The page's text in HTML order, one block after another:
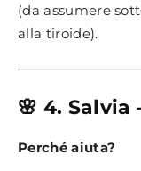
(da assumere
alla tiroide).
🌸 4.
Perché aiuta?